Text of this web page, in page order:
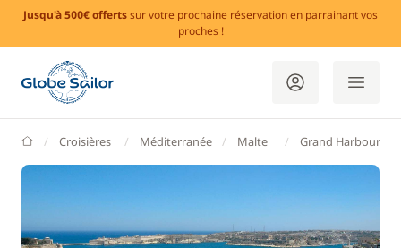
Jusqu'à 500€ offertssur votre prochaine réservation en parrainant vos
proches !
GlobeSailor
Croisières Méditerranée Malte Grand Harbour